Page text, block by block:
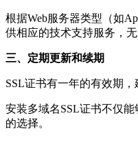
根据Web服务器类型（如
供相应的技术支持服务，
三、定期更新和续期
SSL证书有一年的有效期
安装多域名SSL证书不仅
的选择。